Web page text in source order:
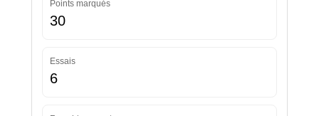
Points marqués
30
Essais
6